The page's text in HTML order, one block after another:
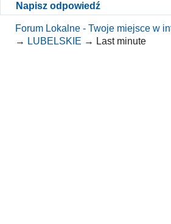
Napisz odpowiedź
Forum Lokalne - Twoje miejsce w
→ LUBELSKIE → Last minute